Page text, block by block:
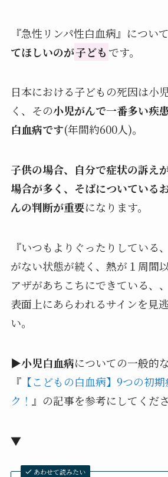
『急性リンパ性白血病』につい
てほしいのが子ども です。
日本における子どもの死因は小
く、その小児がんで一番多い疾
白血病です(年間約600人)。
子供の場合、自分で症状の訴え
場合が多く、そばについている
んの判断が重要になります。
『いつもよりぐったりしている
がない状態が続く、熱が１周間
アザがあちこちにできている、
表面上にあらわれるサインを見
い。
▶小児白血病についての一般的
『【こどもの白血病】9つの初期
ク！ 』の記事を参考にしてくださ
▼
あわせて読みたい